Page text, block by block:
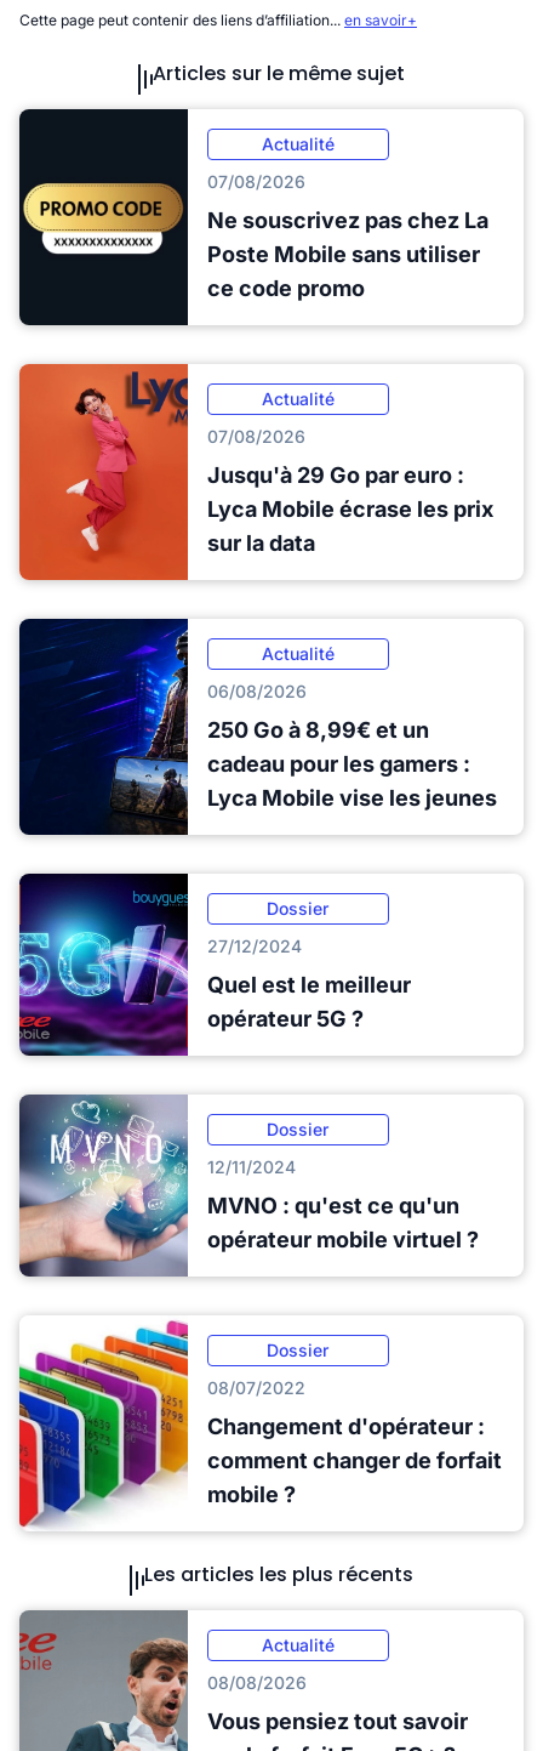
Cette page peut contenir des liens d’affiliation... en savoir+
Articles sur le même sujet
Actualité
07/08/2026
Ne souscrivez pas chez La
Poste Mobile sans utiliser
ce code promo
Actualité
07/08/2026
Jusqu'à 29 Go par euro :
Lyca Mobile écrase les prix
sur la data
Actualité
06/08/2026
250 Go à 8,99€ et un
cadeau pour les gamers :
Lyca Mobile vise les jeunes
Dossier
27/12/2024
Quel est le meilleur
opérateur 5G ?
Dossier
12/11/2024
MVNO : qu'est ce qu'un
opérateur mobile virtuel ?
Dossier
08/07/2022
Changement d'opérateur :
comment changer de forfait
mobile ?
Les articles les plus récents
Actualité
08/08/2026
Vous pensiez tout savoir